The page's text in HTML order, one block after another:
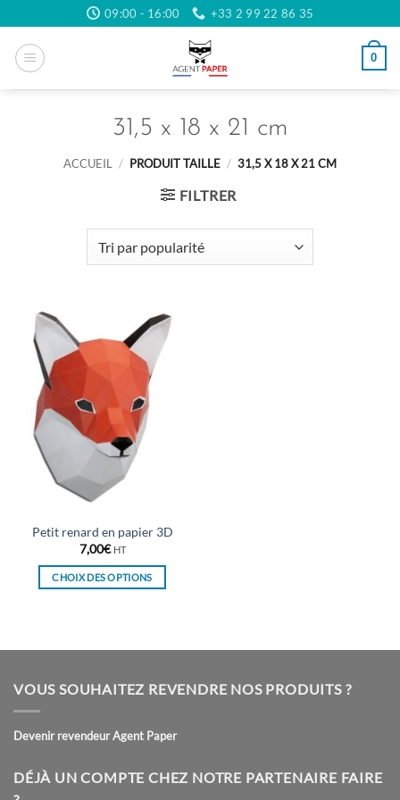
au
contenu
09:00 - 16:00 +33 2 99 22 86 35
0
31,5 x 18 x 21 cm
ACCUEIL / PRODUIT TAILLE / 31,5 X 18 X 21 CM
FILTRER
Petit renard en papier 3D
7,00€ HT
CHOIX DES OPTIONS
plusieurs
Les
peuvent
sur
VOUS SOUHAITEZ REVENDRE NOS PRODUITS ?
Devenir revendeur Agent Paper
DÉJÀ UN COMPTE CHEZ NOTRE PARTENAIRE FAIRE